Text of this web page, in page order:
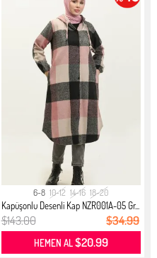
6-8 10-12 14-16 18-20
Kapüşonlu Desenli Kap NZR001A-05 Gr...
$143.00 $34.99
HEMEN AL$20.99